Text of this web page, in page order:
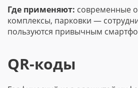
Где применяют: современные
комплексы, парковки —
пользуются привычным
QR-коды